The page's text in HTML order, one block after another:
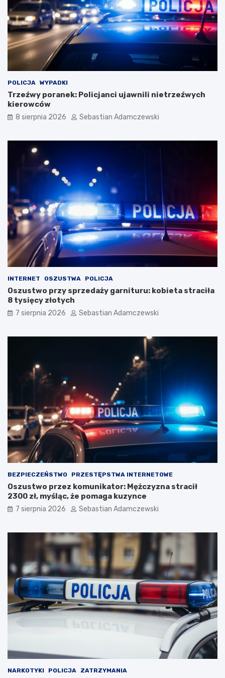
POLICJA WYPADKI
Trzeźwy poranek: Policjanci ujawnili nietrzeźwych
kierowców
8 sierpnia 2026 Sebastian Adamczewski
INTERNET OSZUSTWA POLICJA
Oszustwo przy sprzedaży garnituru: kobieta straciła
8 tysięcy złotych
7 sierpnia 2026 Sebastian Adamczewski
BEZPIECZEŃSTWO PRZESTĘPSTWA INTERNETOWE
Oszustwo przez komunikator: Mężczyzna stracił
2300 zł, myśląc, że pomaga kuzynce
7 sierpnia 2026 Sebastian Adamczewski
NARKOTYKI POLICJA ZATRZYMANIA